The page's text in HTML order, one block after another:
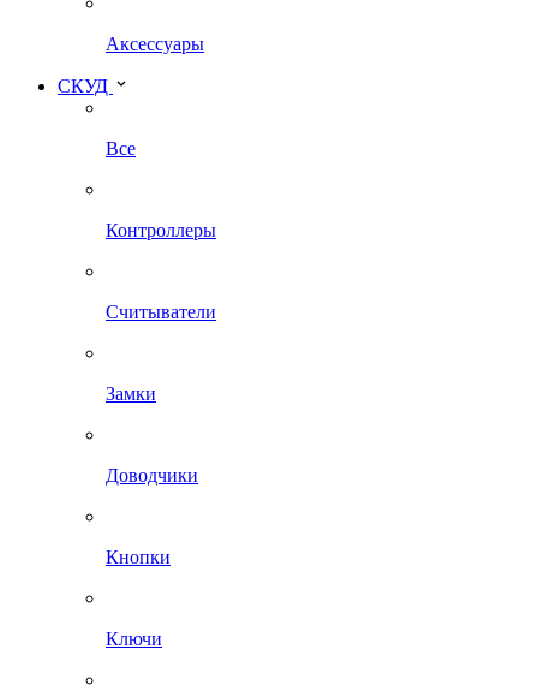
Аксессуары
СКУД
Все
Контроллеры
Считыватели
Замки
Доводчики
Кнопки
Ключи